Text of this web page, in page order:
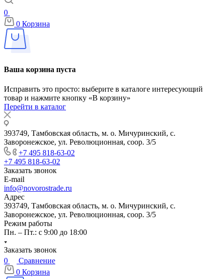
0
0 Корзина
Ваша корзина пуста
Исправить это просто: выберите в каталоге интересующий
товар и нажмите кнопку «В корзину»
Перейти в каталог
393749, Тамбовская область, м. о. Мичуринский, с.
Заворонежское, ул. Революционная, соор. 3/5
+7 495 818-63-02
+7 495 818-63-02
Заказать звонок
E-mail
info@novorostrade.ru
Адрес
393749, Тамбовская область, м. о. Мичуринский, с.
Заворонежское, ул. Революционная, соор. 3/5
Режим работы
Пн. – Пт.: с 9:00 до 18:00
Заказать звонок
0
Сравнение
0 Корзина